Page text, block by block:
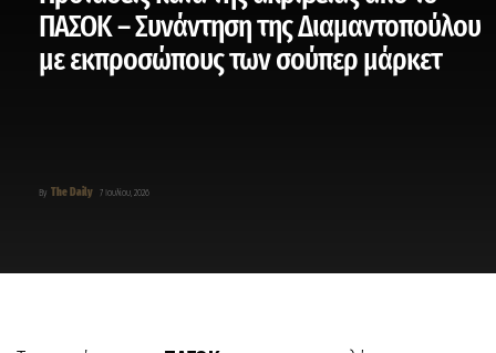
ΠΑΣΟΚ – Συνάντηση της Διαμαντοπούλου
με εκπροσώπους των σούπερ μάρκετ
By The Daily 7 Ιουλίου, 2026